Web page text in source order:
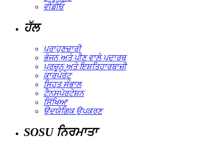
ਵੀਡੀਓ
ਹੱਲ
ਪਰਾਹੁਣਚਾਰੀ
ਭੋਜਨ ਅਤੇ ਪੀਣ ਵਾਲੇ ਪਦਾਰਥ
ਪ੍ਰਚੂਨ ਅਤੇ ਇਸ਼ਤਿਹਾਰਬਾਜ਼ੀ
ਕਾਰਪੋਰੇਟ
ਸਿਹਤ ਸੰਭਾਲ
ਟੈਨਸਪੋਰਟੇਸ਼ਨ
ਸਿੱਖਿਆ
ਉਦਯੋਗਿਕ ਉਪਕਰਣ
SOSU ਨਿਰਮਾਤਾ